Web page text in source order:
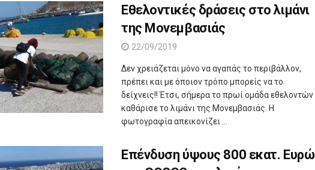
Εθελοντικές δράσεις στο λιμάνι
της Μονεμβασιάς
22/09/2019
Δεν χρειάζεται μόνο να αγαπάς το περιβάλλον,
πρέπει και με όποιον τρόπο μπορείς να το
δείχνεις!! Έτσι, σήμερα το πρωί ομάδα εθελοντών
καθάρισε το λιμάνι της Μονεμβασιάς. Η
φωτογραφία απεικονίζει ...
Επένδυση ύψους 800 εκατ. Ευρώ